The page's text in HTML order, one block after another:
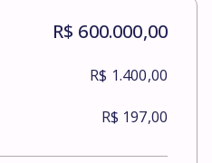
R$ 600.000,00
R$ 1.400,00
R$ 197,00